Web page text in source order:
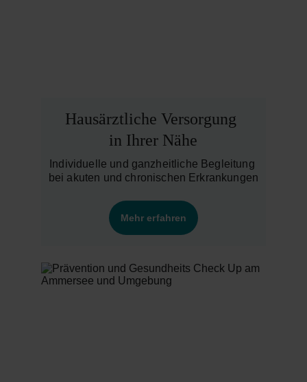
Hausärztliche Versorgung
in Ihrer Nähe
Individuelle und ganzheitliche Begleitung
bei akuten und chronischen Erkrankungen
Mehr erfahren